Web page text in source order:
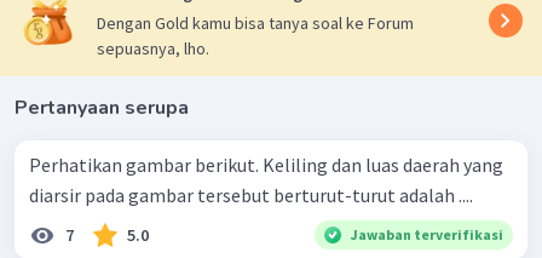
Dengan Gold kamu bisa tanya soal ke Forum
sepuasnya, lho.
Pertanyaan serupa
Perhatikan gambar berikut. Keliling dan luas daerah yang
diarsir pada gambar tersebut berturut-turut adalah ....
7 5.0 Jawaban terverifikasi